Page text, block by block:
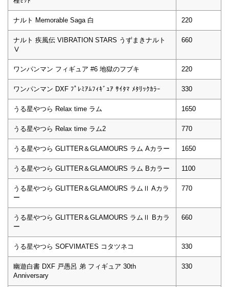
ナルト Memorable Saga 白 220
ナルト 疾風伝 VIBRATION STARS うずまきナルト
Ⅴ
660
ワンパンマン フィギュア #6 地獄のフブキ 220
ワンパンマン DXF ﾌﾟﾚﾐｱﾑﾌｨｷﾞｭｱ ｻｲﾀﾏ ﾒﾀﾘｯｸｶﾗｰ 330
うる星やつら Relax time ラム 1650
うる星やつら Relax time ラム2 770
うる星やつら GLITTER＆GLAMOURS ラム Aカラー 1650
うる星やつら GLITTER＆GLAMOURS ラム Bカラー 1100
うる星やつら GLITTER＆GLAMOURS ラムⅡ Aカラ
ー
770
うる星やつら GLITTER＆GLAMOURS ラムⅡ Bカラ
ー
660
うる星やつら SOFVIMATES コタツネコ 330
幽遊白書 DXF 戸愚呂 弟 フィギュア 30th
Anniversary
330